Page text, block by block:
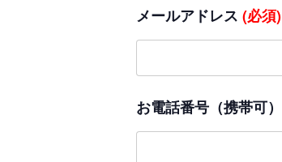
メールアドレス (必須)
お電話番号（携帯可）